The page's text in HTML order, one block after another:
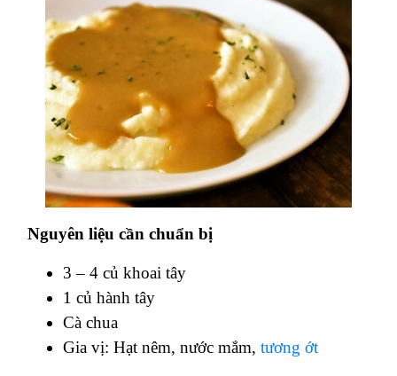
Nguyên liệu cần chuẩn bị
3 – 4 củ khoai tây
1 củ hành tây
Cà chua
Gia vị: Hạt nêm, nước mắm, tương ớt